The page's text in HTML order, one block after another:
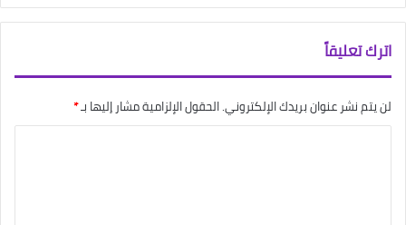
اترك تعليقاً
لن يتم نشر عنوان بريدك الإلكتروني.الحقول الإلزامية مشار إليها بـ*